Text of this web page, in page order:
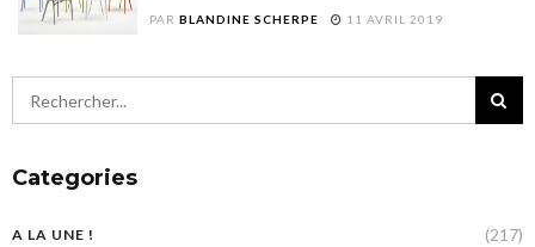
PAR BLANDINE SCHERPE 11 AVRIL 2019
Categories
A LA UNE ! (217)